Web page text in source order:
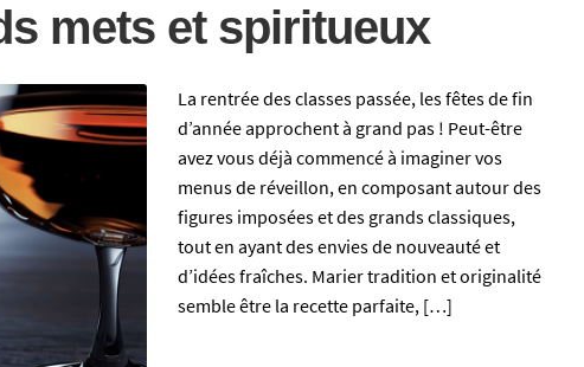
mets et spiritueux
La rentrée des classes passée, les fêtes de fin
d’année approchent à grand pas ! Peut-être
avez vous déjà commencé à imaginer vos
menus de réveillon, en composant autour des
figures imposées et des grands classiques,
tout en ayant des envies de nouveauté et
d’idées fraîches. Marier tradition et originalité
semble être la recette parfaite, […]